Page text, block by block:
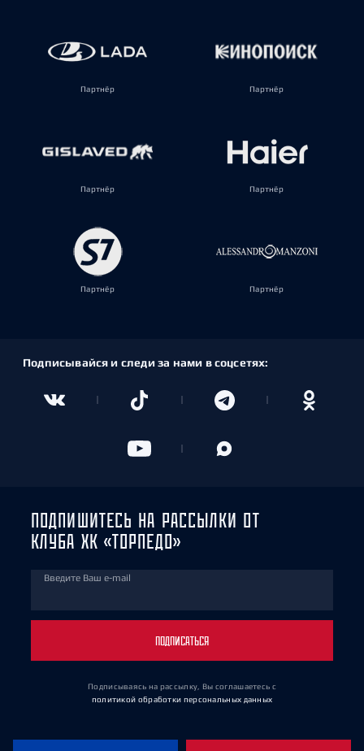
Партнёр Партнёр
Партнёр Партнёр
Партнёр Партнёр
Подписывайся и следи за нами в соцсетях:
ПОДПИШИТЕСЬ НА РАССЫЛКИ ОТ
КЛУБА ХК «ТОРПЕДО»
Введите Ваш e-mail
ПОДПИСАТЬСЯ
Подписываясь на рассылку, Вы соглашаетесь с
политикой обработки персональных данных